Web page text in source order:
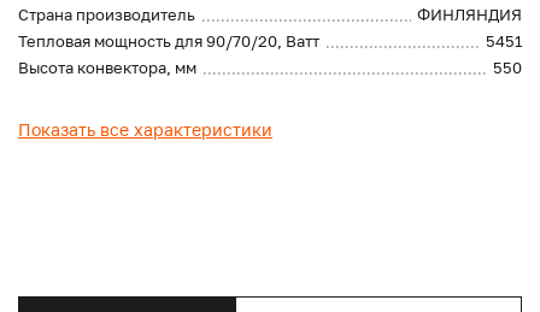
Страна производитель
ФИНЛЯНДИЯ
Тепловая мощность для 90/70/20, Ватт
5451
Высота конвектора, мм
550
Показать все характеристики